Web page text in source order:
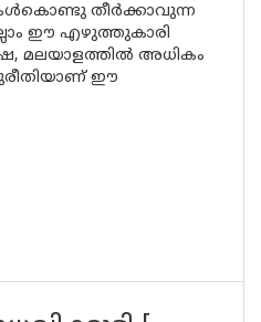
തീര്‍ക്കാവുന്ന
ഈ എഴുത്തുകാരി
മലയാളത്തില്‍ അധികം
ഈ